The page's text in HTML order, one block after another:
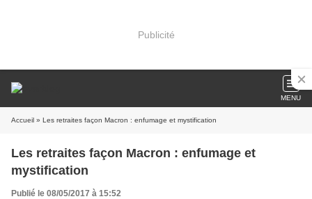
Publicité
MENU
Accueil » Les retraites façon Macron : enfumage et mystification
Les retraites façon Macron : enfumage et
mystification
Publié le 08/05/2017 à 15:52